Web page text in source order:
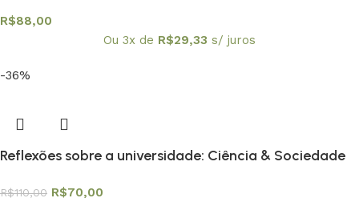
R$88,00
Ou 3x de R$29,33 s/ juros
-36%
Reflexões sobre a universidade: Ciência & Sociedade
R$110,00 R$70,00